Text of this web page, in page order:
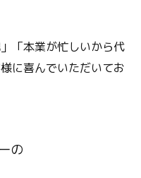
「本業が忙しいから代
に喜んでいただいてお
の